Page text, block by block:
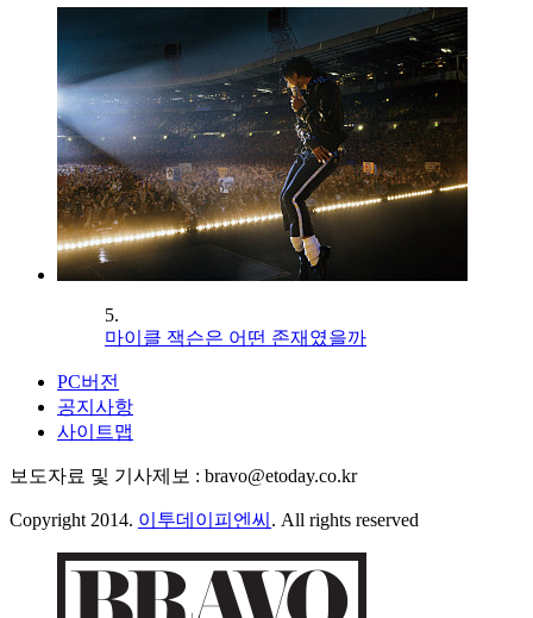
5.
마이클 잭슨은 어떤 존재였을까
PC버전
공지사항
사이트맵
보도자료 및 기사제보 : bravo@etoday.co.kr
Copyright 2014. 이투데이피엔씨 . All rights reserved